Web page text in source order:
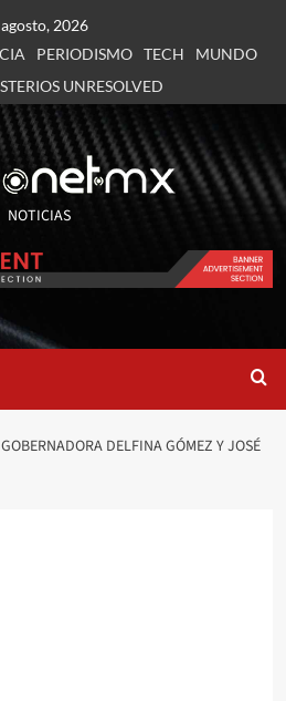
2026
PERIODISMO TECH
MUNDO
UNRESOLVED
NOTICIAS
DELFINA GÓMEZ Y JOSÉ